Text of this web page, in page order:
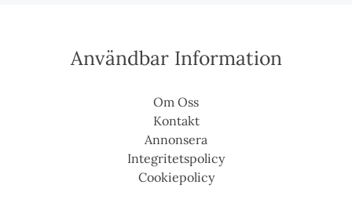
Användbar Information
Om Oss
Kontakt
Annonsera
Integritetspolicy
Cookiepolicy